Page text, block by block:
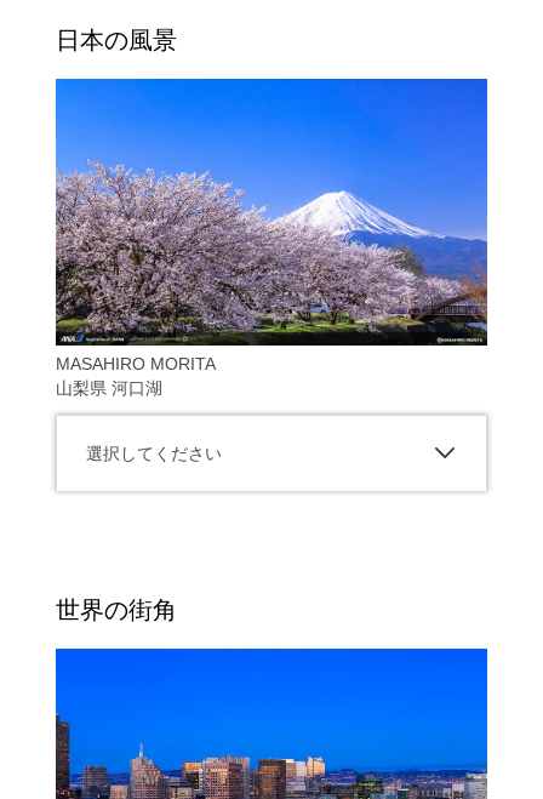
日本の風景
MASAHIRO MORITA
山梨県 河口湖
選択してください
世界の街角